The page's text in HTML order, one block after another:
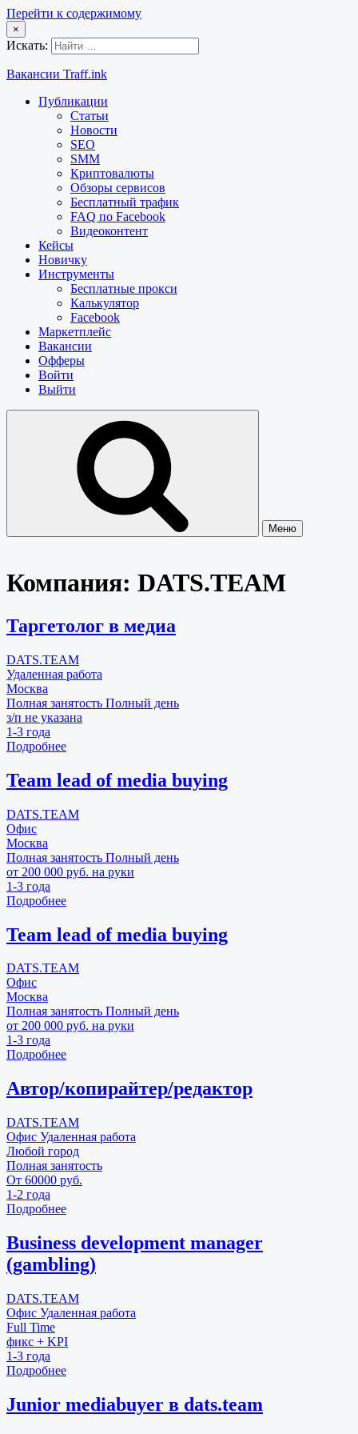
Перейти к содержимому
×
Искать:
Вакансии Traff.ink
Публикации
Статьи
Новости
SEO
SMM
Криптовалюты
Обзоры сервисов
Бесплатный трафик
FAQ по Facebook
Видеоконтент
Кейсы
Новичку
Инструменты
Бесплатные прокси
Калькулятор
Facebook
Маркетплейс
Вакансии
Офферы
Войти
Выйти
Меню
Компания: DATS.TEAM
Таргетолог в медиа
DATS.TEAM
Удаленная работа
Москва
Полная занятость Полный день
з/п не указана
1-3 года
Подробнее
Team lead of media buying
DATS.TEAM
Офис
Москва
Полная занятость Полный день
от 200 000 руб. на руки
1-3 года
Подробнее
Team lead of media buying
DATS.TEAM
Офис
Москва
Полная занятость Полный день
от 200 000 руб. на руки
1-3 года
Подробнее
Автор/копирайтер/редактор
DATS.TEAM
Офис Удаленная работа
Любой город
Полная занятость
От 60000 руб.
1-2 года
Подробнее
Business development manager
(gambling)
DATS.TEAM
Офис Удаленная работа
Full Time
фикс + KPI
1-3 года
Подробнее
Junior mediabuyer в dats.team